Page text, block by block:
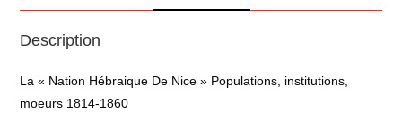
Description
La « Nation Hébraique De Nice » Populations, institutions,
moeurs 1814-1860